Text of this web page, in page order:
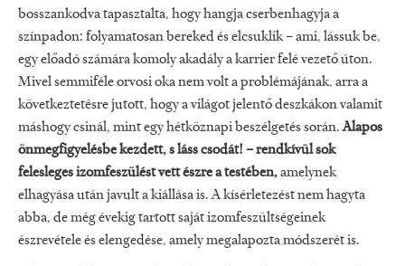
bosszankodva tapasztalta, hogy hangja cserbenhagyja a
színpadon: folyamatosan bereked és elcsuklik – ami, lássuk be,
egy előadó számára komoly akadály a karrier felé vezető úton.
Mivel semmiféle orvosi oka nem volt a problémájának, arra a
következtetésre jutott, hogy a világot jelentő deszkákon valamit
máshogy csinál, mint egy hétköznapi beszélgetés során.Alapos
önmegfigyelésbe kezdett, s láss csodát! – rendkívül sok
felesleges izomfeszülést vett észre a testében,amelynek
elhagyása után javult a kiállása is. A kísérletezést nem hagyta
abba, de még évekig tartott saját izomfeszültségeinek
észrevétele és elengedése, amely megalapozta módszerét is.